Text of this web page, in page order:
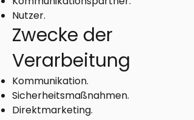
Nutzer.
Zwecke der
Verarbeitung
Kommunikation.
Sicherheitsmaßnahmen.
Direktmarketing.